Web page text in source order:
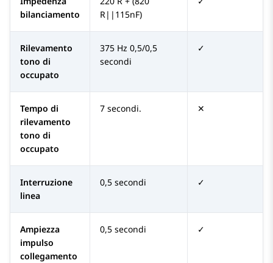
bilanciamento
R||115nF)
Rilevamento
tono di
occupato
375 Hz 0,5/0,5
secondi
✓
Tempo di
rilevamento
tono di
occupato
7 secondi. ✕
Interruzione
linea
0,5 secondi ✓
Ampiezza
impulso
collegamento
0,5 secondi ✓